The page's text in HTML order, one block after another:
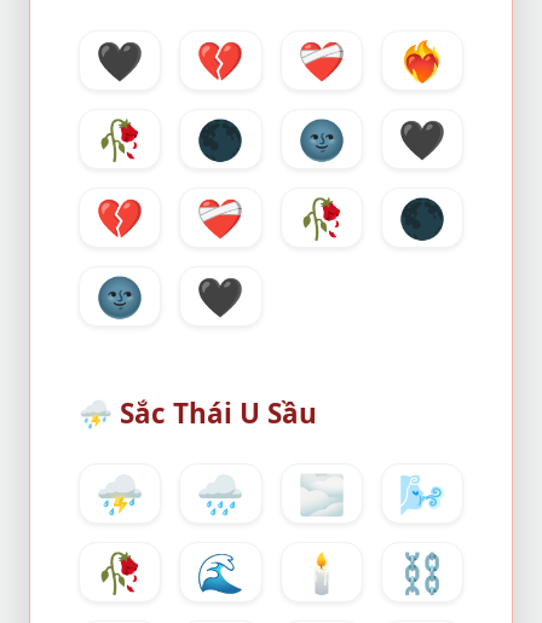
🖤 💔 ❤️‍🩹
❤️‍🔥
🥀
🌑 🌚
🖤
💔
❤️‍🩹 🥀
🌑
🌚
🖤
⛈️ Sắc Thái U Sầu
⛈️ 🌧️ 🌫️
🌬️
🥀
🌊 🕯️
⛓️